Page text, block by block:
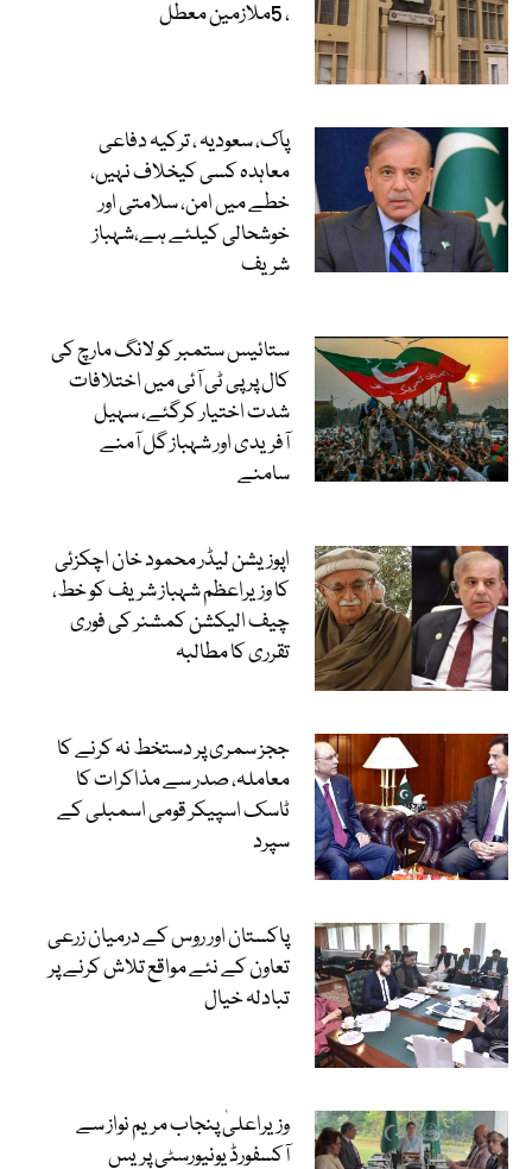
، 5ملازمین معطل
پاک، سعودیہ ، ترکیہ دفاعی
معاہدہ کسی کیخلاف نہیں،
خطے میں امن، سلامتی اور
خوشحالی کیلئے ہے،شہباز
شریف
ستائیس ستمبر کو لانگ مارچ کی
کال پر پی ٹی آئی میں اختلافات
شدت اختیار کرگئے، سہیل
آفریدی اور شہباز گل آمنے
سامنے
اپوزیشن لیڈر محمود خان اچکزئی
کا وزیراعظم شہباز شریف کو خط،
چیف الیکشن کمشنر کی فوری
تقرری کا مطالبہ
ججز سمری پر دستخط نہ کرنے کا
معاملہ، صدر سے مذاکرات کا
ٹاسک اسپیکر قومی اسمبلی کے
سپرد
پاکستان اور روس کے درمیان زرعی
تعاون کے نئے مواقع تلاش کرنے پر
تبادلہ خیال
وزیراعلیٰ پنجاب مریم نواز سے
آکسفورڈ یونیورسٹی پریس